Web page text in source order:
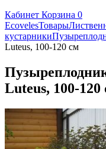
Кабинет Корзина 0
EcovelesТовары
кустарники
Luteus, 100-120 см
Luteus, 100-120